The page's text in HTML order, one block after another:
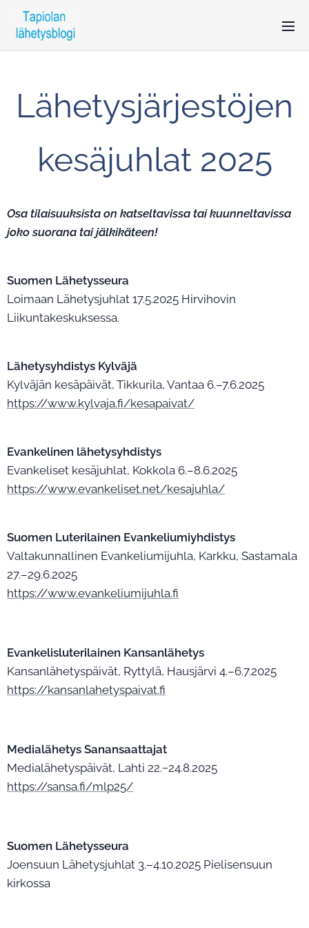
Lähetysjärjestöjen
kesäjuhlat 2025
Osa tilaisuuksista on katseltavissa tai kuunneltavissa
jokosuorana tai jälkikäteen!
Suomen Lähetysseura
Loimaan Lähetysjuhlat 17.5.2025 Hirvihovin
Liikuntakeskuksessa.
Lähetysyhdistys Kylväjä
Kylväjän kesäpäivät, Tikkurila, Vantaa 6.–7.6.2025
https://www.kylvaja.fi/kesapaivat/
Evankelinen lähetysyhdistys
Evankeliset kesäjuhlat, Kokkola 6.–8.6.2025
https://www.evankeliset.net/kesajuhla/
Suomen Luterilainen Evankeliumiyhdistys
Valtakunnallinen Evankeliumijuhla, Karkku, Sastamala
27.–29.6.2025
https://www.evankeliumijuhla.fi
Evankelisluterilainen Kansanlähetys
Kansanlähetyspäivät, Ryttylä, Hausjärvi 4.–6.7.2025
https://kansanlahetyspaivat.fi
Medialähetys Sanansaattajat
Medialähetyspäivät, Lahti 22.−24.8.2025
https://sansa.fi/mlp25/
Suomen Lähetysseura
Joensuun Lähetysjuhlat 3.–4.10.2025 Pielisensuun
kirkossa